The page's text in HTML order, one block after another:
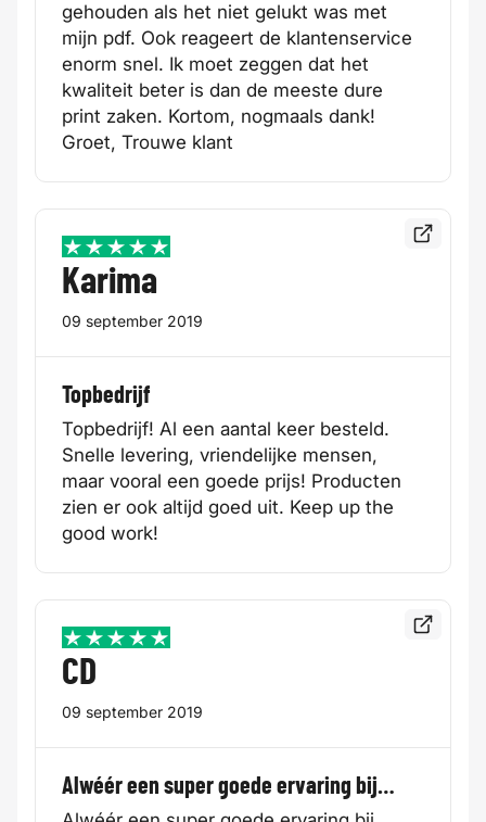
gehouden als het niet gelukt was met
mijn pdf. Ook reageert de klantenservice
enorm snel. Ik moet zeggen dat het
kwaliteit beter is dan de meeste dure
print zaken. Kortom, nogmaals dank!
Groet, Trouwe klant
5 / 5
Karima
09 september 2019
Topbedrijf
Topbedrijf! Al een aantal keer besteld.
Snelle levering, vriendelijke mensen,
maar vooral een goede prijs! Producten
zien er ook altijd goed uit. Keep up the
good work!
Bekijk
5 / 5
CD
09 september 2019
Alwéér een super goede ervaring bij…
Bekijk